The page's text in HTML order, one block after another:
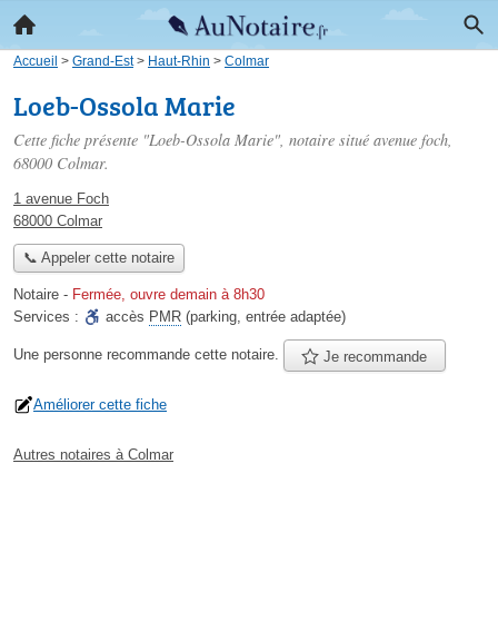
Accueil > Grand-Est> Haut-Rhin > Colmar
Loeb-Ossola Marie
Cette fiche présente "Loeb-Ossola Marie", notaire situé avenue foch,
68000 Colmar.
1 avenue Foch
68000 Colmar
📞 Appeler cette notaire
Notaire - Fermée, ouvre demain à 8h30
Services :
accès PMR (parking, entrée adaptée)
Une personne recommande cette notaire. Je recommande
Améliorer cette fiche
Autres notaires à Colmar